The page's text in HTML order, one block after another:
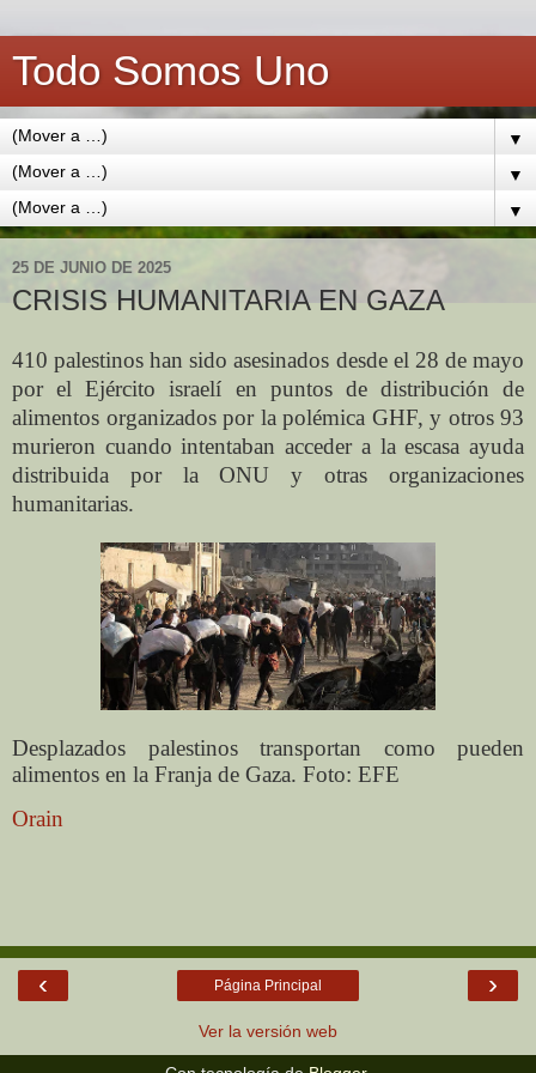
Todo Somos Uno
▼
▼
▼
25 DE JUNIO DE 2025
CRISIS HUMANITARIA EN GAZA
410 palestinos han sido asesinados desde el 28 de mayo
por el Ejército israelí en puntos de distribución de
alimentos organizados por la polémica GHF, y otros 93
murieron cuando intentaban acceder a la escasa ayuda
distribuida por la ONU y otras organizaciones
humanitarias.
Desplazados palestinos transportan como pueden
alimentos en la Franja de Gaza. Foto: EFE
Orain
‹ ›
Página Principal
Ver la versión web